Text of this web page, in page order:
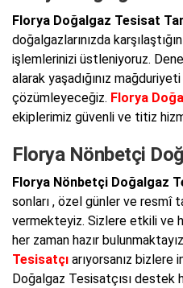
Florya Doğalgaz Tesisat
doğalgazlarınızda
işlemlerinizi üstleniyoruz.
alarak yaşadığınız
çözümleyeceğiz. Florya
ekiplerimiz güvenli ve titiz
Florya Nönbetçi
Florya Nönbetçi Doğalgaz
sonları , özel günler ve resmî
vermekteyiz. Sizlere etkili ve
her zaman hazır
Tesisatçı arıyorsanız
Doğalgaz Tesisatçısı destek